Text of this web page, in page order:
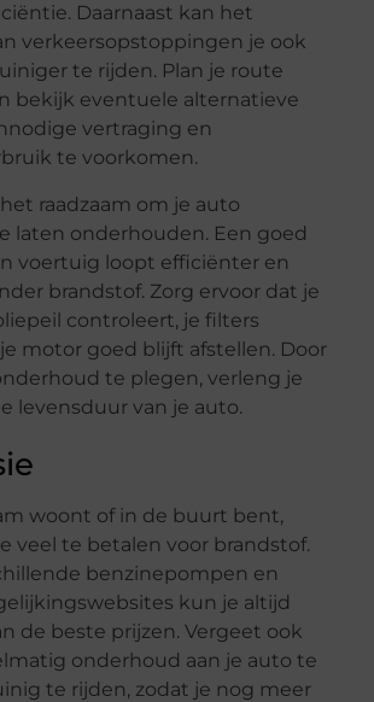
Daarnaast kan het
verkeersopstoppingen je ook
te rijden. Plan je route
bekijk eventuele alternatieve
vertraging en
te voorkomen.
raadzaam om je auto
laten onderhouden. Een goed
voertuig loopt efficiënter en
brandstof. Zorg ervoor dat je
controleert, je filters
motor goed blijft afstellen. Door
te plegen, verleng je
levensduur van je auto.
woont of in de buurt bent,
veel te betalen voor brandstof.
benzinepompen en
kun je altijd
de beste prijzen. Vergeet ook
onderhoud aan je auto te
te rijden, zodat je nog meer